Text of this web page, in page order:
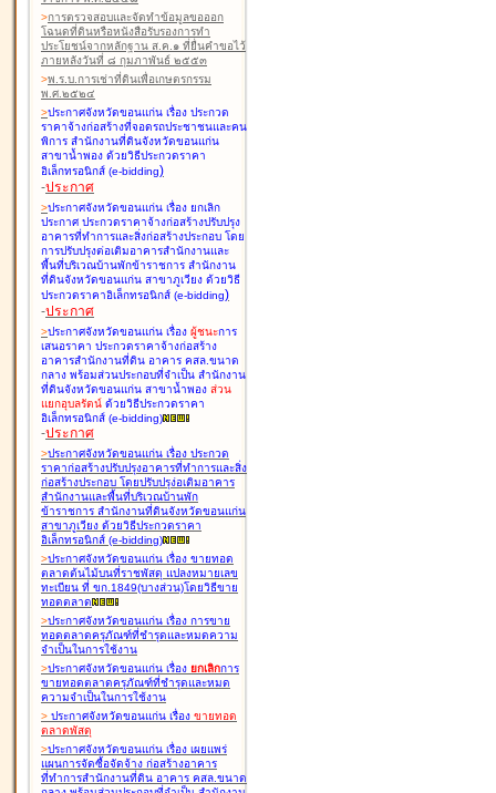
>การตรวจสอบและจัดทำข้อมูลขอออก
โฉนดที่ดินหรือหนังสือรับรองการทำ
ประโยชน์จากหลักฐาน ส.ค.๑ ที่ยื่นคำขอไว้
ภายหลังวันที่ ๘ กุมภาพันธ์ ๒๕๕๓
>พ.ร.บ.การเช่าที่ดินเพื่อเกษตรกรรม
พ.ศ.๒๕๒๔
>ประกาศจังหวัดขอนแก่น เรื่อง ประกวด
ราคาจ้างก่อสร้างที่จอดรถประชาชนและคน
พิการ สำนักงานที่ดินจังหวัดขอนแก่น
สาขาน้ำพอง ด้วยวิธีประกวดราคา
อิเล็กทรอนิกส์ (e-bidding)
-ประกาศ
>ประกาศจังหวัดขอนแก่น เรื่อง ยกเลิก
ประกาศ ประกวดราคาจ้างก่อสร้างปรับปรุง
อาคารที่ทำการและสิ่งก่อสร้างประกอบ โดย
การปรับปรุงต่อเติมอาคารสำนักงานและ
พื้นที่บริเวณบ้านพักข้าราชการ สำนักงาน
ที่ดินจังหวัดขอนแก่น สาขาภูเวียง ด้วยวิธี
ประกวดราคาอิเล็กทรอนิกส์ (e-bidding)
-ประกาศ
>ประกาศจังหวัดขอนแก่น เรื่อง ผู้ชนะการ
เสนอราคา ประกวดราคาจ้างก่อสร้าง
อาคารสำนักงานที่ดิน อาคาร คสล.ขนาด
กลาง พร้อมส่วนประกอบที่จำเป็น สำนักงาน
ที่ดินจังหวัดขอนแก่น สาขาน้ำพอง ส่วน
แยกอุบลรัตน์ ด้วยวิธีประกวดราคา
อิเล็กทรอนิกส์ (e-bidding)
-ประกาศ
>ประกาศจังหวัดขอนแก่น เรื่อง ประกวด
ราคาก่อสร้างปรับปรุงอาคารที่ทำการและสิ่ง
ก่อสร้างประกอบ โดยปรับปรุง่อเติมอาคาร
สำนักงานและพื้นที่บริเวณบ้านพัก
ข้าราชการ สำนักงานที่ดินจังหวัดขอนแก่น
สาขาภูเวียง ด้วยวิธีประกวดราคา
อิเล็กทรอนิกส์ (e-bidding)
>ประกาศจังหวัดขอนแก่น เรื่อง ขายทอด
ตลาดต้นไม้บนที่ราชพัสดุ แปลงหมายเลข
ทะเบียน ที่ ขก.1849(บางส่วน)โดยวิธีขาย
ทอดตลาด
>ประกาศจังหวัดขอนแก่น เรื่อง การขาย
ทอดตลาดครุภัณฑ์ที่ชำรุดและหมดความ
จำเป็นในการใช้งาน
>ประกาศจังหวัดขอนแก่น เรื่อง ยกเลิกการ
ขายทอดตลาดครุภัณฑ์ที่ชำรุดและหมด
ความจำเป็นในการใช้งาน
> ประกาศจังหวัดขอนแก่น เรื่อง ขายทอด
ตลาดพัสดุ
>ประกาศจังหวัดขอนแก่น เรื่อง เผยแพร่
แผนการจัดซื้อจัดจ้าง ก่อสร้างอาคาร
ที่ทำการสำนักงานที่ดิน อาคาร คสล.ขนาด